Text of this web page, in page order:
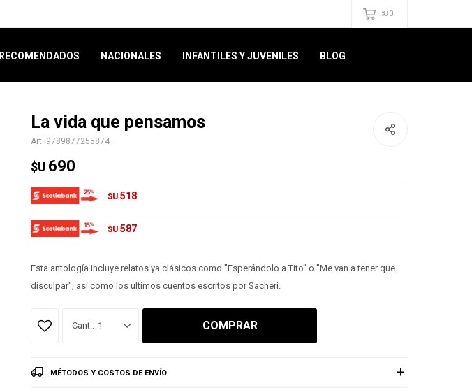
RECOMENDADOS NACIONALES INFANTILES Y JUVENILES BLOG
$U 0
La vida que pensamos
9789877255874
$U 690
$U 518
$U 587
Esta antología incluye relatos ya clásicos como "Esperándolo a Tito" o "Me van a tener que
disculpar", así como los últimos cuentos escritos por Sacheri.
1 COMPRAR
MÉTODOS Y COSTOS DE ENVÍO